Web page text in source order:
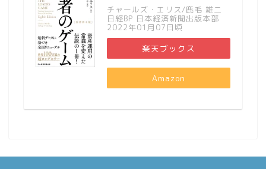
チャールズ・エリス/鹿毛 雄二
日経BP 日本経済新聞出版本部
2022年01月07日頃
楽天ブックス
Amazon